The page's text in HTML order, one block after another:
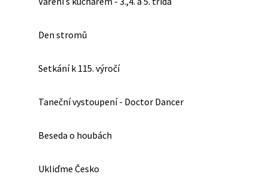
Den stromů
Setkání k 115. výročí
Taneční vystoupení - Doctor Dancer
Beseda o houbách
Ukliďme Česko